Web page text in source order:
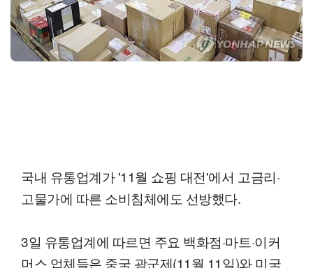
국내 유통업계가 '11월 쇼핑 대전'에서 고금리·
고물가에 따른 소비침체에도 선방했다.
3일 유통업계에 따르면 주요 백화점·마트·이커
머스 업체들은 중국 광군제(11월 11일)와 미국